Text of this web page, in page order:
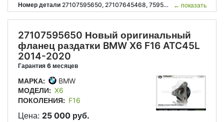
Номер детали 27107595650, 27107645468, 7595650, 7645468, 27 10 7 595 650, 27 10 7 645 468; ← показать
27107595650 Новый оригинальный
фланец раздатки BMW X6 F16 ATC45L
2014-2020
Гарантия 6 месяцев
МАРКА:
BMW
МОДЕЛИ: X6
ПОКОЛЕНИЯ: F16
Цена: 25 000 руб.